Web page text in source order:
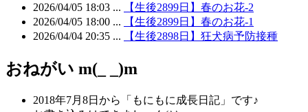
2026/04/05 18:03 ...
【生後2899日】春のお花-2
2026/04/05 18:00 ...
【生後2899日】春のお花-1
2026/04/04 20:35 ...
【生後2898日】狂犬病予防接種
おねがい m(_ _)m
2018年7月8日から「もにもに成長日記」です♪